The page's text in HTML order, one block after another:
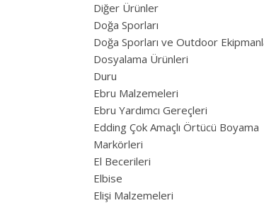
Diğer Ürünler
Doğa Sporları
Doğa Sporları ve Outdoor
Dosyalama Ürünleri
Duru
Ebru Malzemeleri
Ebru Yardımcı Gereçleri
Edding Çok Amaçlı Örtücü Boyama
Markörleri
El Becerileri
Elbise
Elişi Malzemeleri